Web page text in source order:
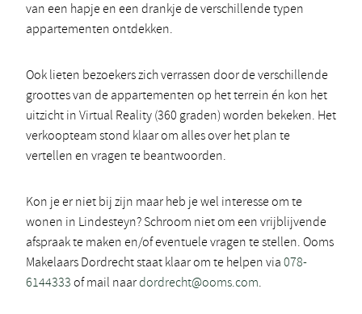
van een hapje en een drankje de verschillende typen
appartementen ontdekken.
Ook lieten bezoekers zich verrassen door de verschillende
groottes van de appartementen op het terrein én kon het
uitzicht in Virtual Reality (360 graden) worden bekeken. Het
verkoopteam stond klaar om alles over het plan te
vertellen en vragen te beantwoorden.
Kon je er niet bij zijn maar heb je wel interesse om te
wonen in Lindesteyn? Schroom niet om een vrijblijvende
afspraak te maken en/of eventuele vragen te stellen. Ooms
Makelaars Dordrecht staat klaar om te helpen via 078-
6144333 of mail naardordrecht@ooms.com.